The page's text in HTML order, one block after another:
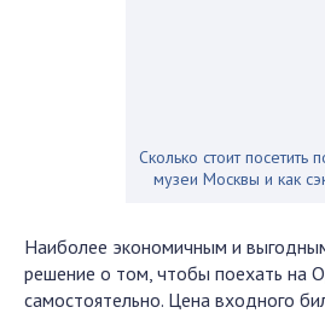
Сколько стоит посетить
музеи Москвы и как
Наиболее экономичным и
решение о том, чтобы поехать на
самостоятельно. Цена входного